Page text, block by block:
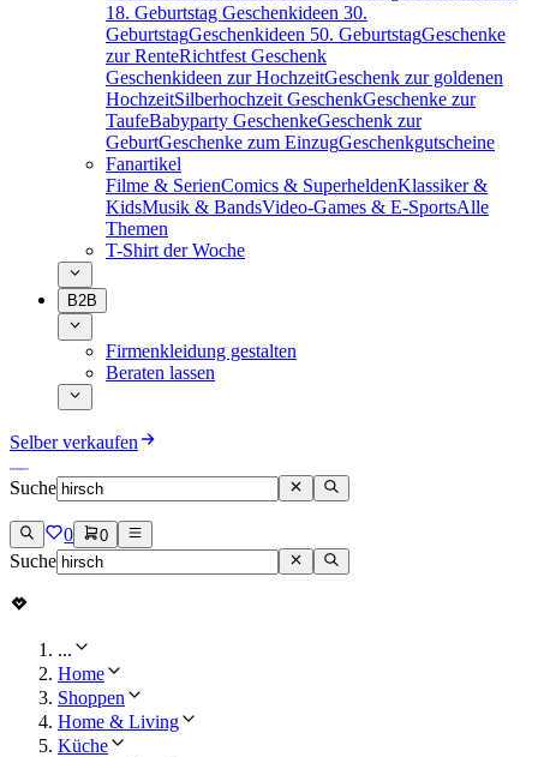
18. Geburtstag Geschenkideen 30.
GeburtstagGeschenkideen 50. GeburtstagGeschenke
zur RenteRichtfest Geschenk
Geschenkideen zur HochzeitGeschenk zur goldenen
HochzeitSilberhochzeit GeschenkGeschenke zur
TaufeBabyparty GeschenkeGeschenk zur
GeburtGeschenke zum EinzugGeschenkgutscheine
Fanartikel
Filme & SerienComics & SuperheldenKlassiker &
KidsMusik & BandsVideo-Games & E-SportsAlle
Themen
T-Shirt der Woche
B2B
Firmenkleidung gestalten
Beraten lassen
Selber verkaufen
Suche
0 0
Suche
...
Home
Shoppen
Home & Living
Küche